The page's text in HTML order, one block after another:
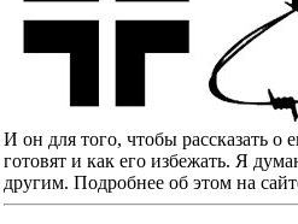
И он для того, чтобы рассказать о
готовят и как его избежать. Я
другим. Подробнее об этом на